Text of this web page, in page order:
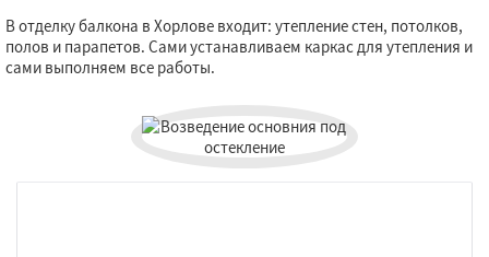
В отделку балкона в Хорлове входит: утепление стен, потолков,
полов и парапетов. Сами устанавливаем каркас для утепления и
сами выполняем все работы.